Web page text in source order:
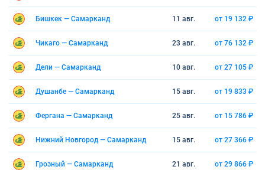
Бишкек — Самарканд 11 авг. от 19 132 ₽
Чикаго — Самарканд 23 авг. от 76 132 ₽
Дели — Самарканд 10 авг. от 27 105 ₽
Душанбе — Самарканд 15 авг. от 19 833 ₽
Фергана — Самарканд 25 авг. от 15 786 ₽
Нижний Новгород — Самарканд 15 авг. от 27 366 ₽
Грозный — Самарканд 21 авг. от 29 866 ₽